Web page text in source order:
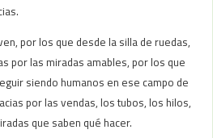
por los que desde la silla de ruedas,
por las miradas amables, por los que
siendo humanos en ese campo de
por las vendas, los tubos, los hilos,
que saben qué hacer.